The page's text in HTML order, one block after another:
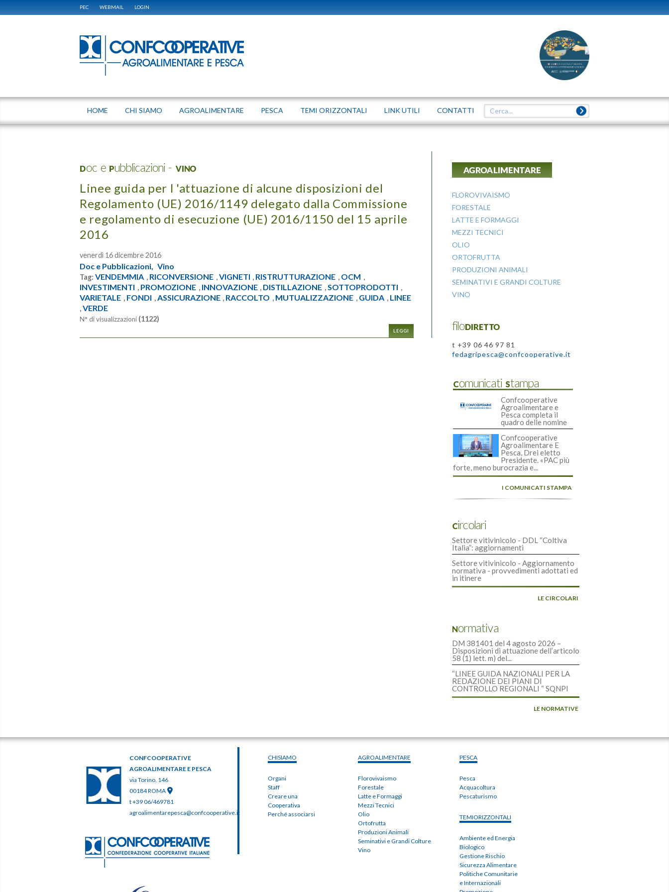
PEC WEBMAIL LOGIN
HOME CHI SIAMO AGROALIMENTARE PESCA TEMI ORIZZONTALI LINK UTILI CONTATTI
Doc e Pubblicazioni - VINO
Linee guida per l 'attuazione di alcune disposizioni del
Regolamento (UE) 2016/1149 delegato dalla Commissione
e regolamento di esecuzione (UE) 2016/1150 del 15 aprile
2016
venerdì 16 dicembre 2016
Doc e Pubblicazioni, Vino
Tag: VENDEMMIA , RICONVERSIONE ,VIGNETI , RISTRUTTURAZIONE , OCM ,
INVESTIMENTI , PROMOZIONE , INNOVAZIONE , DISTILLAZIONE ,SOTTOPRODOTTI ,
VARIETALE , FONDI , ASSICURAZIONE , RACCOLTO , MUTUALIZZAZIONE , GUIDA , LINEE
,VERDE
N° di visualizzazioni (1122)
LEGGI
AGROALIMENTARE
FLOROVIVAISMO
FORESTALE
LATTE E FORMAGGI
MEZZI TECNICI
OLIO
ORTOFRUTTA
PRODUZIONI ANIMALI
SEMINATIVI E GRANDI COLTURE
VINO
filoDIRETTO
t +39 06 46 97 81
fedagripesca@confcooperative.it
Comunicati Stampa
Confcooperative
Agroalimentare e
Pesca completa il
quadro delle nomine
Confcooperative
Agroalimentare E
Pesca, Drei eletto
Presidente. «PAC più
forte, meno burocrazia e...
I COMUNICATI STAMPA
Circolari
Settore vitivinicolo - DDL “Coltiva
Italia”: aggiornamenti
Settore vitivinicolo - Aggiornamento
normativa - provvedimenti adottati ed
in itinere
LE CIRCOLARI
Normativa
DM 381401 del 4 agosto 2026 –
Disposizioni di attuazione dell’articolo
58 (1) lett. m) del...
“LINEE GUIDA NAZIONALI PER LA
REDAZIONE DEI PIANI DI
CONTROLLO REGIONALI “ SQNPI
LE NORMATIVE
CONFCOOPERATIVE
AGROALIMENTARE E PESCA
via Torino, 146
00184 ROMA
t +39 06/469781
agroalimentarepesca@confcooperative.it
CHISIAMO
Organi
Staff
Creare una
Cooperativa
Perché associarsi
AGROALIMENTARE
Florovivaismo
Forestale
Latte e Formaggi
Mezzi Tecnici
Olio
Ortofrutta
Produzioni Animali
Seminativi e Grandi Colture
Vino
PESCA
Pesca
Acquacoltura
Pescaturismo
TEMIORIZZONTALI
Ambiente ed Energia
Biologico
Gestione Rischio
Sicurezza Alimentare
Politiche Comunitarie
e Internazionali